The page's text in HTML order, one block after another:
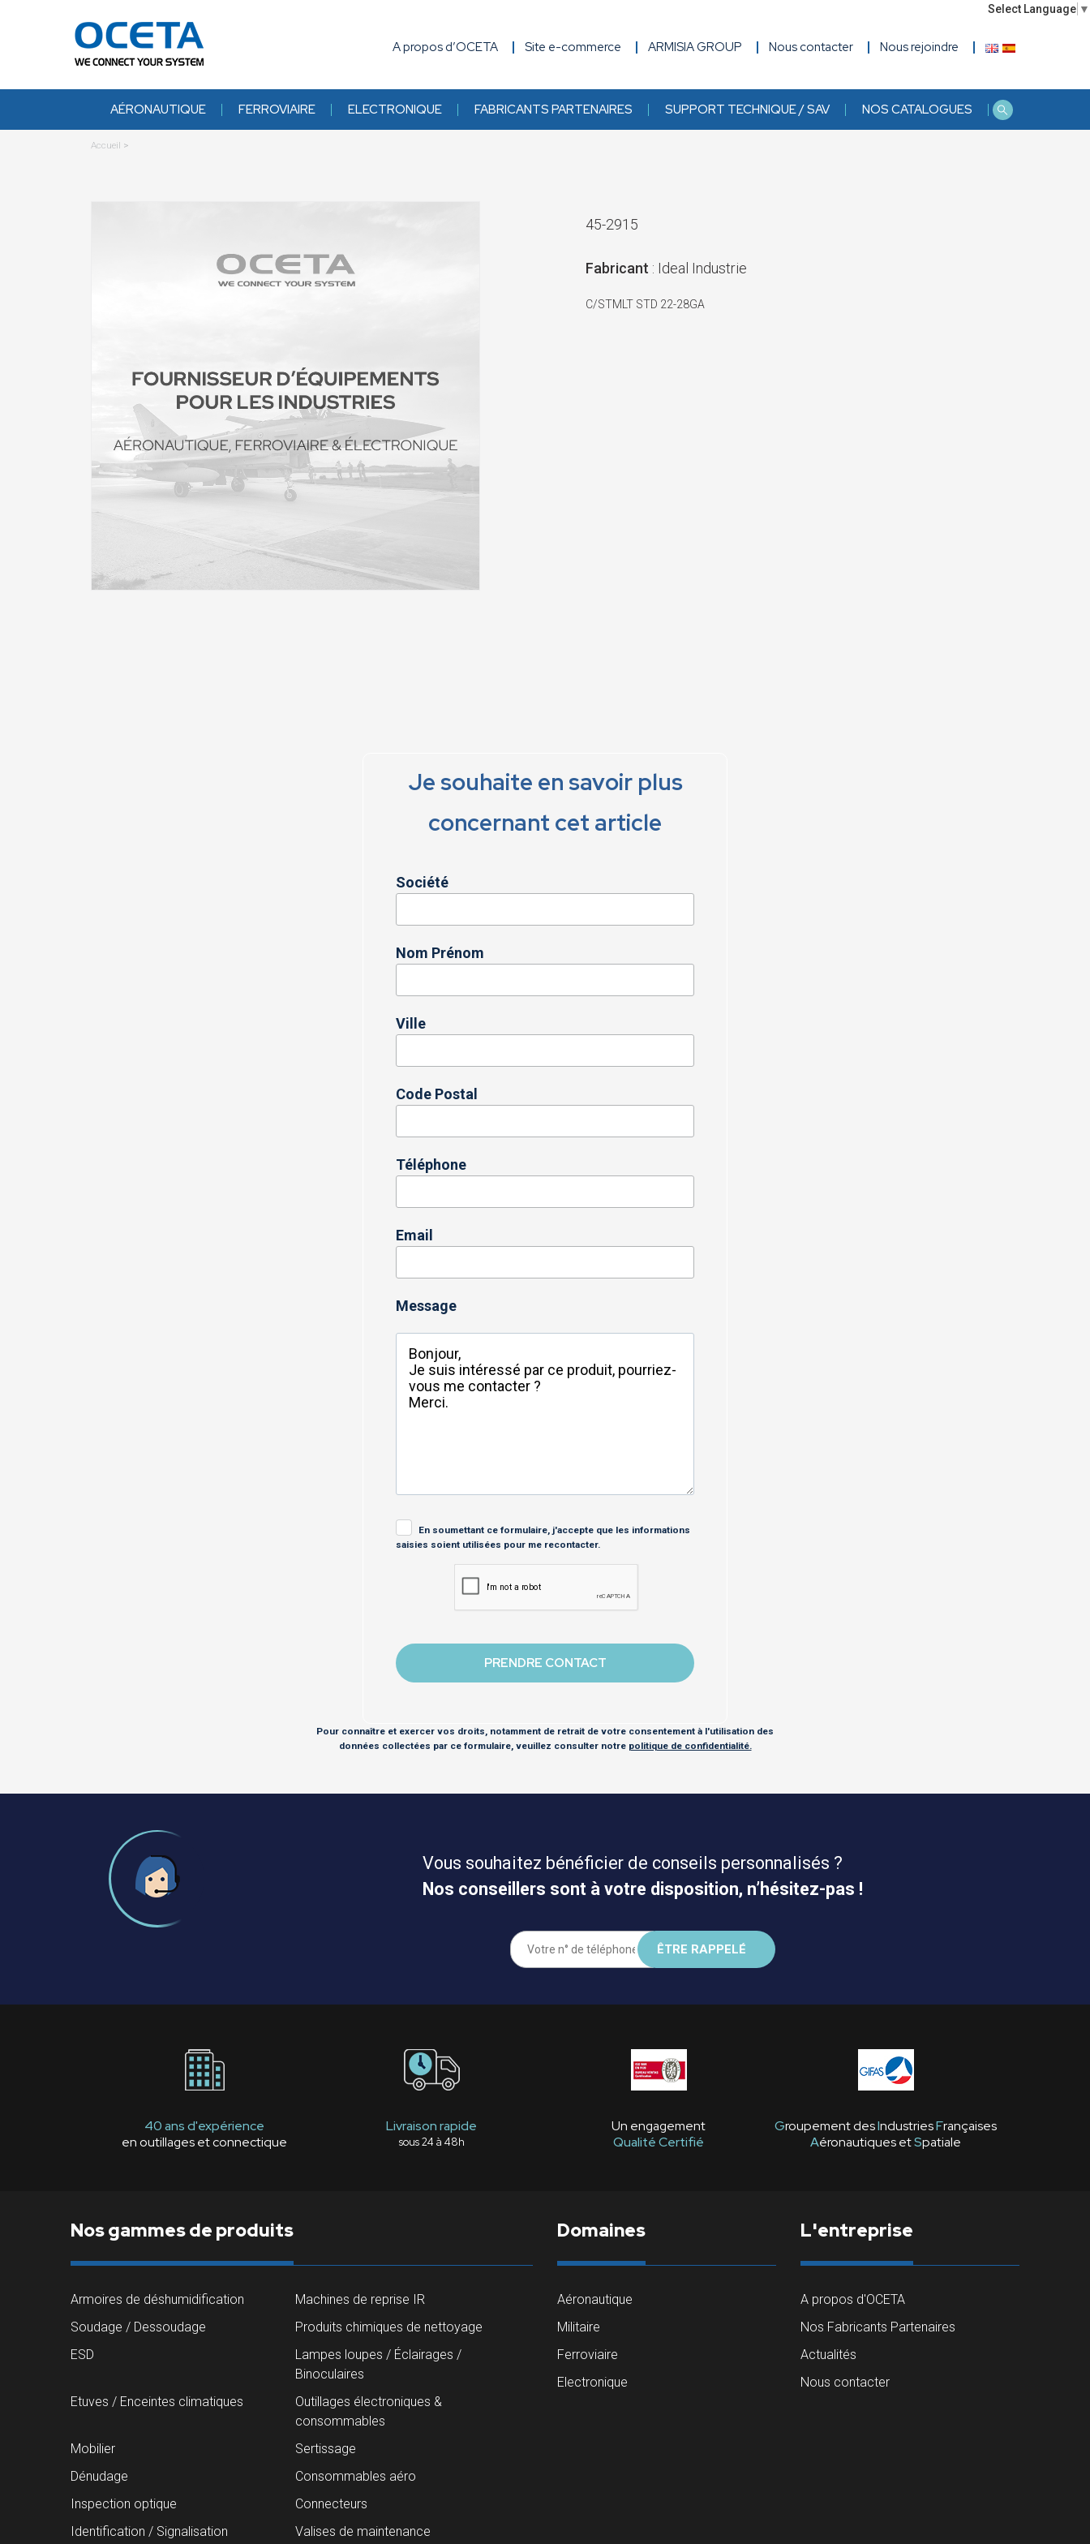
Select Language ▼
A propos d’OCETA Site e-commerce ARMISIA GROUP Nous contacter Nous rejoindre
AÉRONAUTIQUE FERROVIAIRE ELECTRONIQUE FABRICANTS PARTENAIRES SUPPORT TECHNIQUE / SAV NOS CATALOGUES
Accueil >
45-2915
Fabricant : Ideal Industrie
C/STMLT STD 22-28GA
Je souhaite en savoir plus
concernant cet article
Société
Nom Prénom
Ville
Code Postal
Téléphone
Email
Message
En soumettant ce formulaire, j'accepte que les informations
saisies soient utilisées pour me recontacter.
Pour connaître et exercer vos droits, notamment de retrait de votre consentement à l'utilisation des
données collectées par ce formulaire, veuillez consulter notre politique de confidentialité.
Vous souhaitez bénéficier de conseils personnalisés ?
Nos conseillers sont à votre disposition, n’hésitez-pas !
40 ans d'expérience
en outillages et connectique
Livraison rapide
sous 24 à 48h
Un engagement
Qualité Certifié
Groupement desIndustriesFrançaises
Aéronautiques etSpatiale
Nos gammes de produits
Armoires de déshumidification
Machines de reprise IR
Soudage / Dessoudage
Produits chimiques de nettoyage
ESD
Lampes loupes / Éclairages /
Binoculaires
Etuves / Enceintes climatiques
Outillages électroniques &
consommables
Mobilier
Sertissage
Dénudage
Consommables aéro
Inspection optique
Connecteurs
Identification / Signalisation
Valises de maintenance
Domaines
Aéronautique
Militaire
Ferroviaire
Electronique
L'entreprise
A propos d'OCETA
Nos Fabricants Partenaires
Actualités
Nous contacter